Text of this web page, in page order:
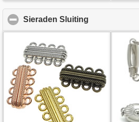
Sieraden Sluiting